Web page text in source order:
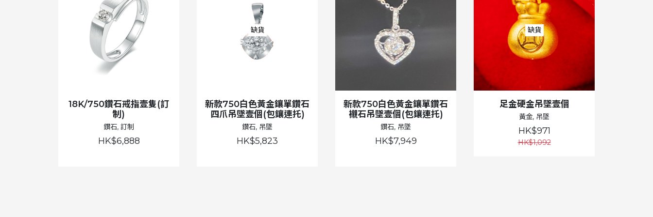
18K/750鑽石戒指壹隻(訂
制)
鑽石, 訂制
HK$6,888
缺貨
新款750白色黃金鑲單鑽石
四爪吊墜壹個(包鑲連托)
鑽石, 吊墜
HK$5,823
新款750白色黃金鑲單鑽石
襯石吊墜壹個(包鑲連托)
鑽石, 吊墜
HK$7,949
缺貨
足金硬金吊墜壹個
黃金, 吊墜
HK$971
HK$1,092